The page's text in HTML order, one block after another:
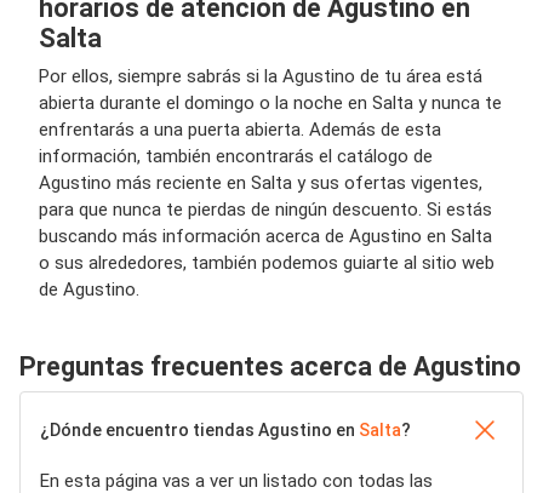
horarios de atención de Agustino en
Salta
Por ellos, siempre sabrás si la Agustino de tu área está
abierta durante el domingo o la noche en Salta y nunca te
enfrentarás a una puerta abierta. Además de esta
información, también encontrarás el catálogo de
Agustino más reciente en Salta y sus ofertas vigentes,
para que nunca te pierdas de ningún descuento. Si estás
buscando más información acerca de Agustino en Salta
o sus alrededores, también podemos guiarte al sitio web
de Agustino.
Preguntas frecuentes acerca de Agustino
¿Dónde encuentro tiendas Agustino en Salta?
En esta página vas a ver un listado con todas las